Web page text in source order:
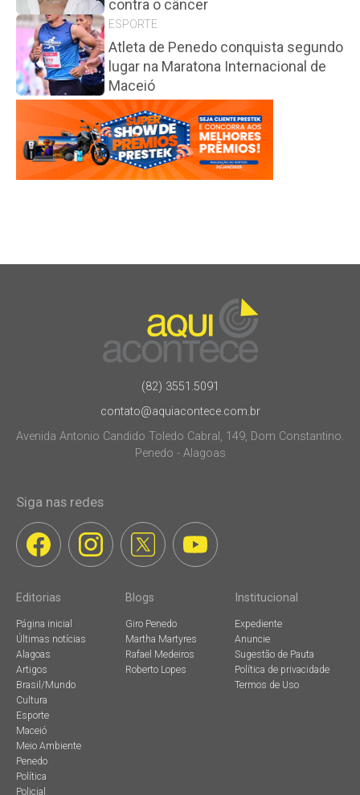
contra o câncer
ESPORTE
Atleta de Penedo conquista segundo
lugar na Maratona Internacional de
Maceió
(82) 3551.5091
contato@aquiacontece.com.br
Avenida Antonio Candido Toledo Cabral, 149, Dom Constantino.
Penedo - Alagoas
Siga nas redes
Editorias
Página inicial
Últimas notícias
Alagoas
Artigos
Brasil/Mundo
Cultura
Esporte
Maceió
Meio Ambiente
Penedo
Política
Policial
Blogs
Giro Penedo
Martha Martyres
Rafael Medeiros
Roberto Lopes
Institucional
Expediente
Anuncie
Sugestão de Pauta
Política de privacidade
Termos de Uso